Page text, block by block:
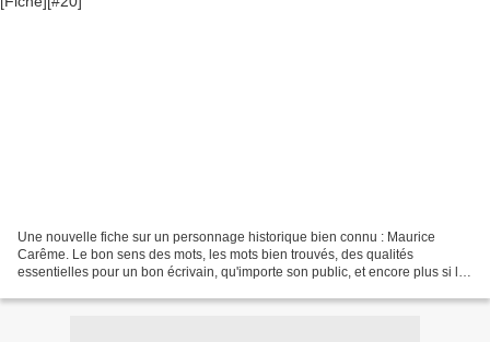
Une nouvelle fiche sur un personnage historique bien connu : Maurice
Carême. Le bon sens des mots, les mots bien trouvés, des qualités
essentielles pour un bon écrivain, qu'importe son public, et encore plus si le